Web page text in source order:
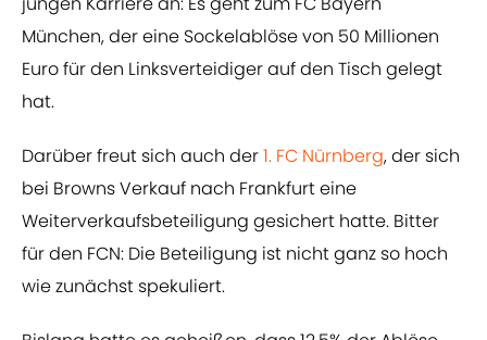
München, der eine Sockelablöse von 50 Millionen
Euro für den Linksverteidiger auf den Tisch gelegt
hat.
Darüber freut sich auch der1. FC Nürnberg, der sich
bei Browns Verkauf nach Frankfurt eine
Weiterverkaufsbeteiligung gesichert hatte. Bitter
für den FCN: Die Beteiligung ist nicht ganz so hoch
wie zunächst spekuliert.